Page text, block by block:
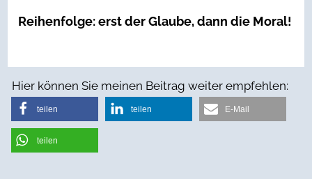
Reihenfolge: erst der Glaube, dann die Moral!
Hier können Sie meinen Beitrag weiter empfehlen:
teilen teilen E-Mail
teilen